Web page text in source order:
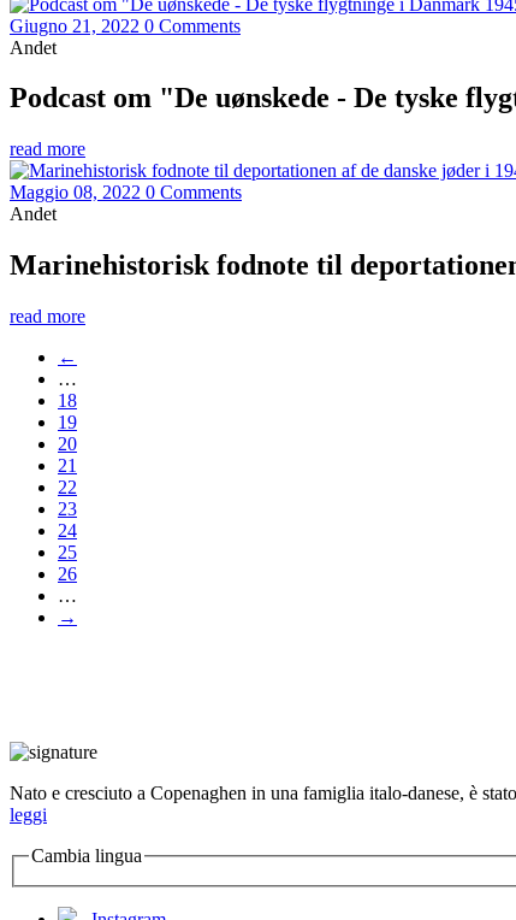
Giugno 21, 2022 0 Comments
Andet
Podcast om "De uønskede - De tyske
read more
Maggio 08, 2022 0 Comments
Andet
Marinehistorisk fodnote til
read more
←
…
18
19
20
21
22
23
24
25
26
…
→
Nato e cresciuto a Copenaghen in una famiglia italo-danese, è
leggi
Cambia lingua